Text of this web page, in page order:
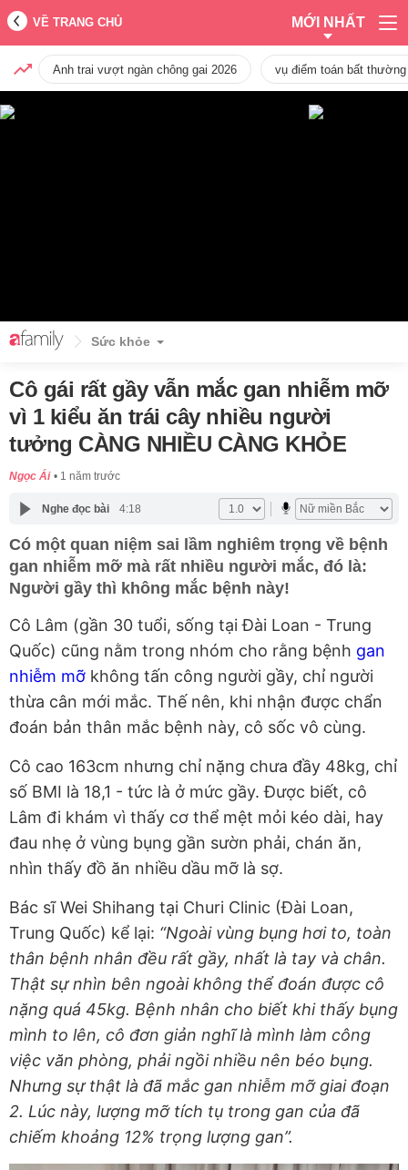
VỀ TRANG CHỦ MỚI NHẤT
Anh trai vượt ngàn chông gai 2026 vụ điểm toán bất
Sức khỏe
Cô gái rất gầy vẫn mắc gan nhiễm mỡ
vì 1 kiểu ăn trái cây nhiều người
tưởng CÀNG NHIỀU CÀNG KHỎE
Ngọc Ái 1 năm trước
Nghe đọc bài 4:18
Có một quan niệm sai lầm nghiêm trọng về bệnh
gan nhiễm mỡ mà rất nhiều người mắc, đó là:
Người gầy thì không mắc bệnh này!
Cô Lâm (gần 30 tuổi, sống tại Đài Loan - Trung
Quốc) cũng nằm trong nhóm cho rằng bệnh gan
nhiễm mỡ không tấn công người gầy, chỉ người
thừa cân mới mắc. Thế nên, khi nhận được chẩn
đoán bản thân mắc bệnh này, cô sốc vô cùng.
Cô cao 163cm nhưng chỉ nặng chưa đầy 48kg, chỉ
số BMI là 18,1 - tức là ở mức gầy. Được biết, cô
Lâm đi khám vì thấy cơ thể mệt mỏi kéo dài, hay
đau nhẹ ở vùng bụng gần sườn phải, chán ăn,
nhìn thấy đồ ăn nhiều dầu mỡ là sợ.
Bác sĩ Wei Shihang tại Churi Clinic (Đài Loan,
Trung Quốc) kể lại: “Ngoài vùng bụng hơi to, toàn
thân bệnh nhân đều rất gầy, nhất là tay và chân.
Thật sự nhìn bên ngoài không thể đoán được cô
nặng quá 45kg. Bệnh nhân cho biết khi thấy bụng
mình to lên, cô đơn giản nghĩ là mình làm công
việc văn phòng, phải ngồi nhiều nên béo bụng.
Nhưng sự thật là đã mắc gan nhiễm mỡ giai đoạn
2. Lúc này, lượng mỡ tích tụ trong gan của đã
chiếm khoảng 12% trọng lượng gan”.